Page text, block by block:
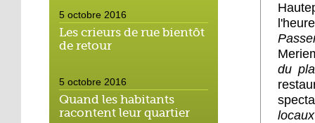
5 octobre 2016
Les crieurs de rue bientôt
de retour
5 octobre 2016
Quand les habitants
racontent leur quartier
du